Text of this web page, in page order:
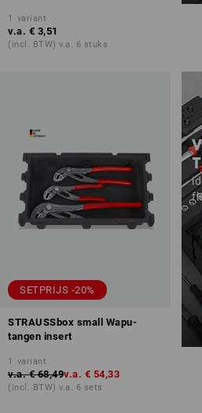
1 variant
v.a. € 3,51
(incl. BTW) v.a. 6 stuks
SETPRIJS -20%
STRAUSSbox small Wapu-
tangen insert
1 variant
v.a. € 68,49v.a. € 54,33
(incl. BTW) v.a. 6 sets